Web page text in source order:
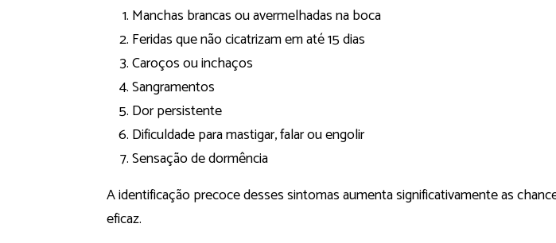
Manchas brancas ou avermelhadas na boca
Feridas que não cicatrizam em até 15 dias
Caroços ou inchaços
Sangramentos
Dor persistente
Dificuldade para mastigar, falar ou engolir
Sensação de dormência
A identificação precoce desses sintomas aumenta significativamente as
eficaz.